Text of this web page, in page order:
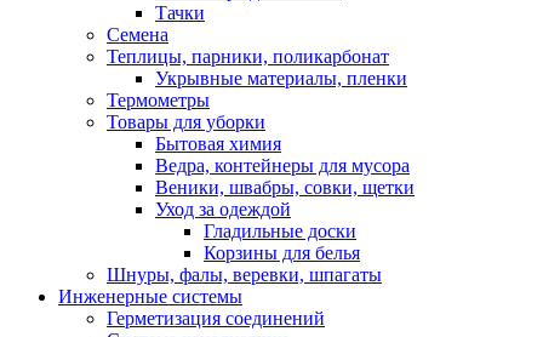
Тачки
Семена
Теплицы, парники, поликарбонат
Укрывные материалы, пленки
Термометры
Товары для уборки
Бытовая химия
Ведра, контейнеры для мусора
Веники, швабры, совки, щетки
Уход за одеждой
Гладильные доски
Корзины для белья
Шнуры, фалы, веревки, шпагаты
Инженерные системы
Герметизация соединений